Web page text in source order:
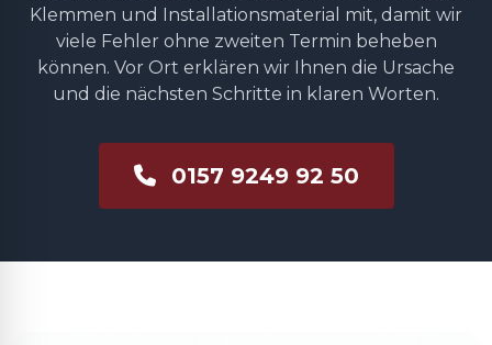
Klemmen und Installationsmaterial mit, damit wir
viele Fehler ohne zweiten Termin beheben
können. Vor Ort erklären wir Ihnen die Ursache
und die nächsten Schritte in klaren Worten.
0157 9249 92 50